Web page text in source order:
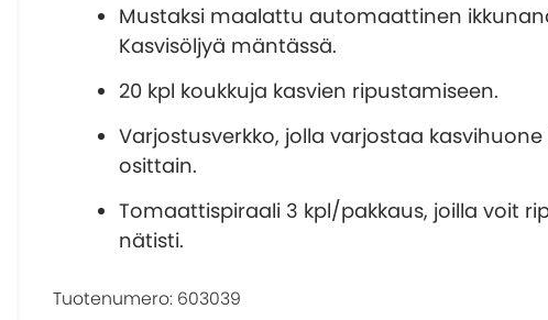
Mustaksi maalattu automaattinen
Kasvisöljyä mäntässä.
20 kpl koukkuja kasvien ripustamiseen.
Varjostusverkko, jolla varjostaa
osittain.
Tomaattispiraali 3 kpl/pakkaus, joilla voit
nätisti.
Tuotenumero: 603039